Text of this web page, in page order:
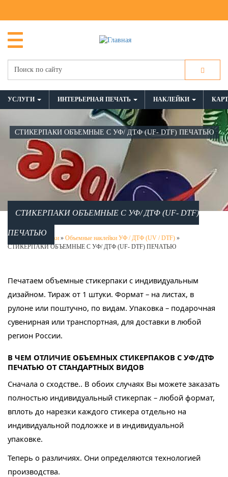
УСЛУГИ ИНТЕРЬЕРНАЯ ПЕЧАТЬ НАКЛЕЙКИ
СТИКЕРПАКИ ОБЪЕМНЫЕ С УФ/ ДТФ (UF- DTF)
ПЕЧАТЬЮ
СТИКЕРПАКИ ОБЪЕМНЫЕ С УФ/ ДТФ (UF- DTF) ПЕЧАТЬЮ
Наклейки » Объемные наклейки УФ / ДТФ (UV / DTF) »
СТИКЕРПАКИ ОБЪЕМНЫЕ С УФ/ ДТФ (UF- DTF) ПЕЧАТЬЮ
Печатаем объемные стикерпаки с индивидуальным
дизайном. Тираж от 1 штуки. Формат – на листах, в
рулоне или поштучно, по видам. Упаковка – подарочная
сувенирная или транспортная, для доставки в любой
регион России.
В ЧЕМ ОТЛИЧИЕ ОБЪЕМНЫХ СТИКЕРПАКОВ С УФ/ДТФ
ПЕЧАТЬЮ ОТ СТАНДАРТНЫХ ВИДОВ
Сначала о сходстве.. В обоих случаях Вы можете заказать
полностью индивидуальный стикерпак – любой формат,
вплоть до нарезки каждого стикера отдельно на
индивидуальной подложке и в индивидуальной
упаковке.
Теперь о различиях. Они определяются технологией
производства.